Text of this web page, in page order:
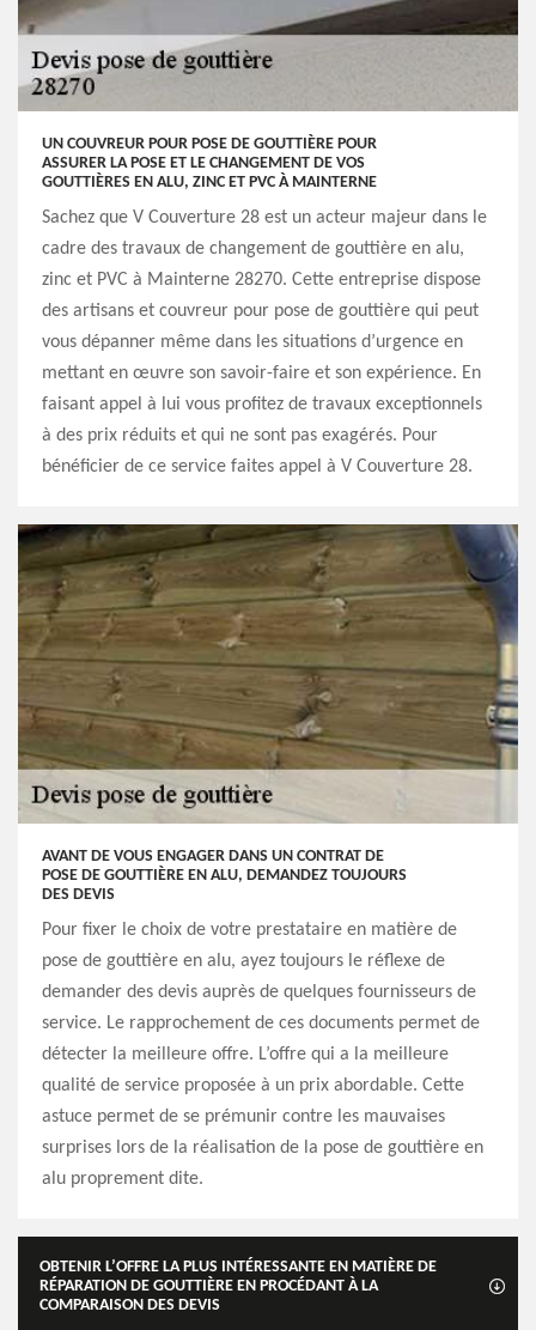
UN COUVREUR POUR POSE DE GOUTTIÈRE POUR
ASSURER LA POSE ET LE CHANGEMENT DE VOS
GOUTTIÈRES EN ALU, ZINC ET PVC À MAINTERNE
Sachez que V Couverture 28 est un acteur majeur dans le
cadre des travaux de changement de gouttière en alu,
zinc et PVC à Mainterne 28270. Cette entreprise dispose
des artisans et couvreur pour pose de gouttière qui peut
vous dépanner même dans les situations d’urgence en
mettant en œuvre son savoir-faire et son expérience. En
faisant appel à lui vous profitez de travaux exceptionnels
à des prix réduits et qui ne sont pas exagérés. Pour
bénéficier de ce service faites appel à V Couverture 28.
AVANT DE VOUS ENGAGER DANS UN CONTRAT DE
POSE DE GOUTTIÈRE EN ALU, DEMANDEZ TOUJOURS
DES DEVIS
Pour fixer le choix de votre prestataire en matière de
pose de gouttière en alu, ayez toujours le réflexe de
demander des devis auprès de quelques fournisseurs de
service. Le rapprochement de ces documents permet de
détecter la meilleure offre. L’offre qui a la meilleure
qualité de service proposée à un prix abordable. Cette
astuce permet de se prémunir contre les mauvaises
surprises lors de la réalisation de la pose de gouttière en
alu proprement dite.
OBTENIR L’OFFRE LA PLUS INTÉRESSANTE EN MATIÈRE DE
RÉPARATION DE GOUTTIÈRE EN PROCÉDANT À LA
COMPARAISON DES DEVIS